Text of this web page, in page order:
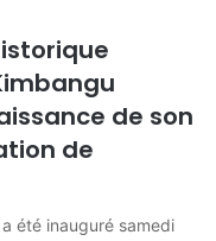
de son
de
été inauguré samedi